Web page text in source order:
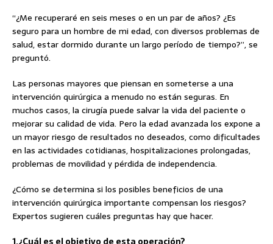
“¿Me recuperaré en seis meses o en un par de años? ¿Es
seguro para un hombre de mi edad, con diversos problemas de
salud, estar dormido durante un largo período de tiempo?”, se
preguntó.
Las personas mayores que piensan en someterse a una
intervención quirúrgica a menudo no están seguras. En
muchos casos, la cirugía puede salvar la vida del paciente o
mejorar su calidad de vida. Pero la edad avanzada los expone a
un mayor riesgo de resultados no deseados, como dificultades
en las actividades cotidianas, hospitalizaciones prolongadas,
problemas de movilidad y pérdida de independencia.
¿Cómo se determina si los posibles beneficios de una
intervención quirúrgica importante compensan los riesgos?
Expertos sugieren cuáles preguntas hay que hacer.